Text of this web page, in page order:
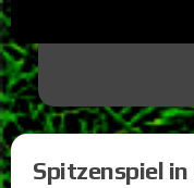
Spitzenspiel